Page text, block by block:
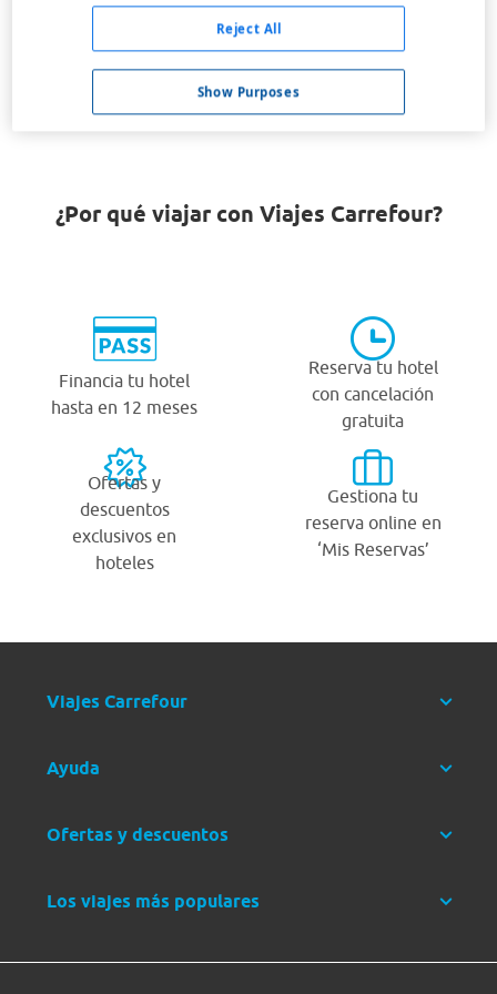
Crucecita
¿Por qué viajar con Viajes Carrefour?
Financia tu hotel
hasta en 12 meses
Reserva tu hotel
con cancelación
gratuita
Ofertas y
descuentos
exclusivos en
hoteles
Gestiona tu
reserva online en
‘Mis Reservas’
Viajes Carrefour
Ayuda
Ofertas y descuentos
Los viajes más populares
Show Purposes
Reject All